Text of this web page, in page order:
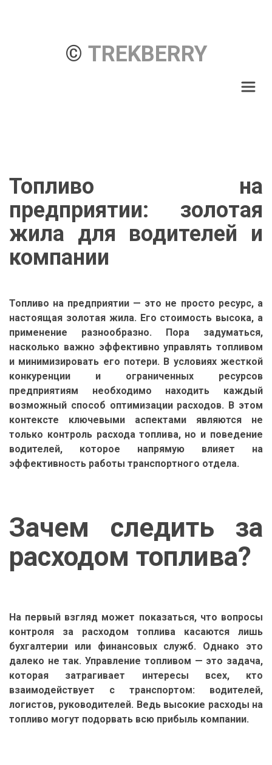
© TREKBERRY
Топливо на
предприятии: золотая
жила для водителей и
компании
Топливо на предприятии — это не просто ресурс, а
настоящая золотая жила. Его стоимость высока, а
применение разнообразно. Пора задуматься,
насколько важно эффективно управлять топливом
и минимизировать его потери. В условиях жесткой
конкуренции и ограниченных ресурсов
предприятиям необходимо находить каждый
возможный способ оптимизации расходов. В этом
контексте ключевыми аспектами являются не
только контроль расхода топлива, но и поведение
водителей, которое напрямую влияет на
эффективность работы транспортного отдела.
Зачем следить за
расходом топлива?
На первый взгляд может показаться, что вопросы
контроля за расходом топлива касаются лишь
бухгалтерии или финансовых служб. Однако это
далеко не так. Управление топливом — это задача,
которая затрагивает интересы всех, кто
взаимодействует с транспортом: водителей,
логистов, руководителей. Ведь высокие расходы на
топливо могут подорвать всю прибыль компании.